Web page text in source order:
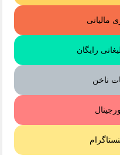
مالیاتی
رایگان
ناخن